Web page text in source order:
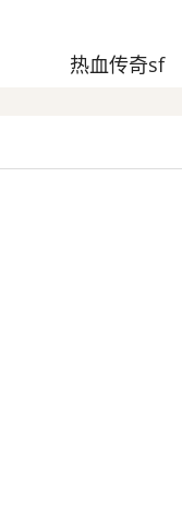
热血传奇sf